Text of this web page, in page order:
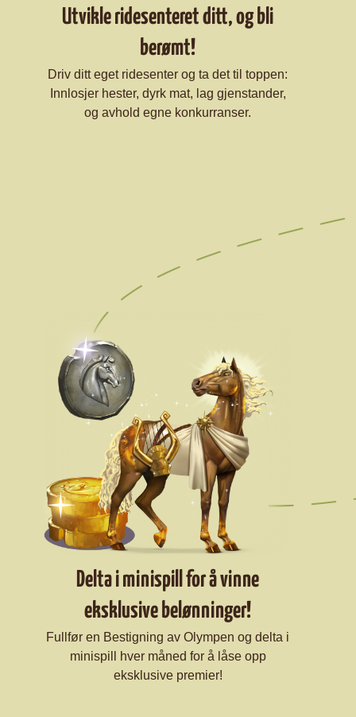
Utvikle ridesenteret ditt, og bli
berømt!
Driv ditt eget ridesenter og ta det til toppen:
Innlosjer hester, dyrk mat, lag gjenstander,
og avhold egne konkurranser.
Delta i minispill for å vinne
eksklusive belønninger!
Fullfør en Bestigning av Olympen og delta i
minispill hver måned for å låse opp
eksklusive premier!